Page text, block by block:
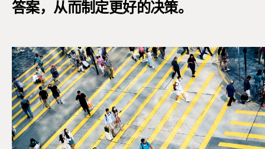
答案，从而制定更好的决策。